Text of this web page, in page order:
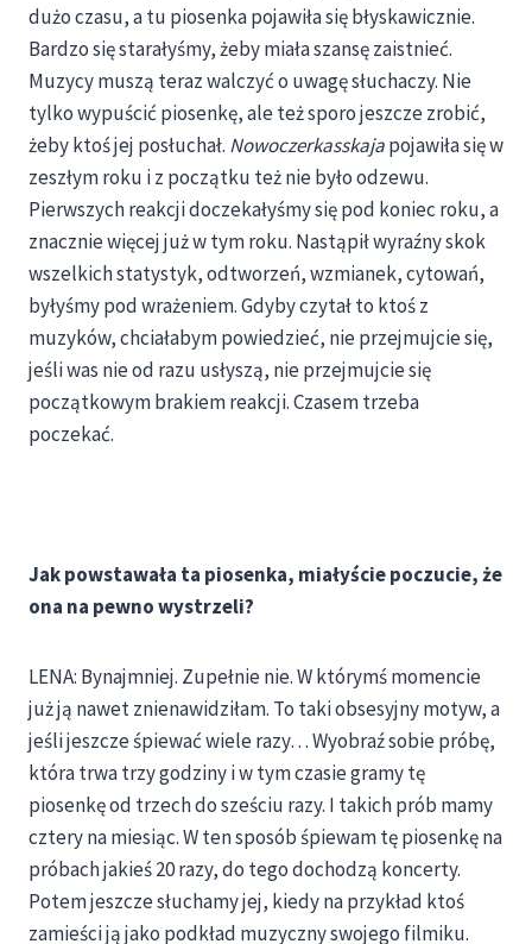
dużo czasu, a tu piosenka pojawiła się błyskawicznie.
Bardzo się starałyśmy, żeby miała szansę zaistnieć.
Muzycy muszą teraz walczyć o uwagę słuchaczy. Nie
tylko wypuścić piosenkę, ale też sporo jeszcze zrobić,
żeby ktoś jej posłuchał. Nowoczerkasskajapojawiła się w
zeszłym roku i z początku też nie było odzewu.
Pierwszych reakcji doczekałyśmy się pod koniec roku, a
znacznie więcej już w tym roku. Nastąpił wyraźny skok
wszelkich statystyk, odtworzeń, wzmianek, cytowań,
byłyśmy pod wrażeniem. Gdyby czytał to ktoś z
muzyków, chciałabym powiedzieć, nie przejmujcie się,
jeśli was nie od razu usłyszą, nie przejmujcie się
początkowym brakiem reakcji. Czasem trzeba
poczekać.
Jak powstawała ta piosenka, miałyście poczucie, że
ona na pewno wystrzeli?
LENA: Bynajmniej. Zupełnie nie. W którymś momencie
już ją nawet znienawidziłam. To taki obsesyjny motyw, a
jeśli jeszcze śpiewać wiele razy… Wyobraź sobie próbę,
która trwa trzy godziny i w tym czasie gramy tę
piosenkę od trzech do sześciu razy. I takich prób mamy
cztery na miesiąc. W ten sposób śpiewam tę piosenkę na
próbach jakieś 20 razy, do tego dochodzą koncerty.
Potem jeszcze słuchamy jej, kiedy na przykład ktoś
zamieści ją jako podkład muzyczny swojego filmiku.